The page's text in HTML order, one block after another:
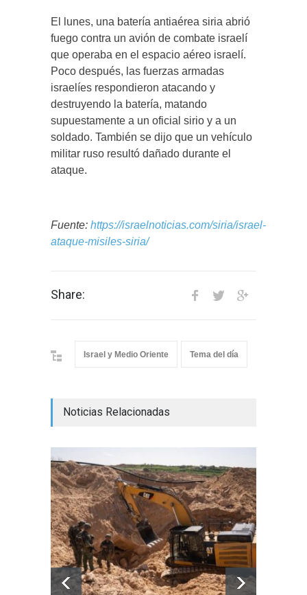
El lunes, una batería antiaérea siria abrió
fuego contra un avión de combate israelí
que operaba en el espacio aéreo israelí.
Poco después, las fuerzas armadas
israelíes respondieron atacando y
destruyendo la batería, matando
supuestamente a un oficial sirio y a un
soldado. También se dijo que un vehículo
militar ruso resultó dañado durante el
ataque.
Fuente: https://israelnoticias.com/siria/israel-
ataque-misiles-siria/
Share:
Israel y Medio Oriente Tema del día
Noticias Relacionadas